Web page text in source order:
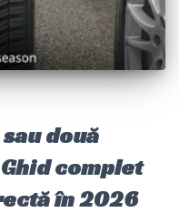
două
complet
în 2026